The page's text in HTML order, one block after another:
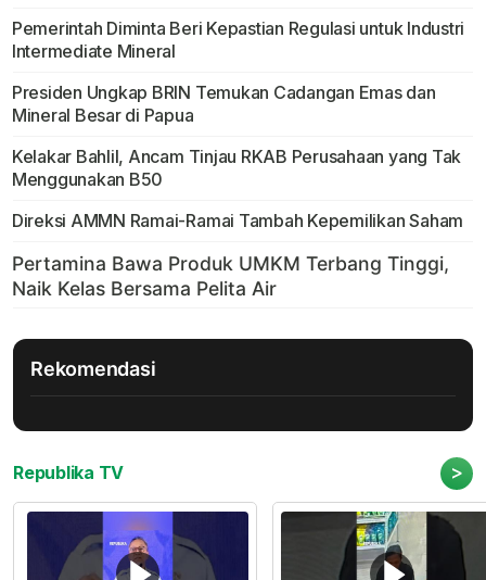
Pemerintah Diminta Beri Kepastian Regulasi untuk Industri
Intermediate Mineral
Presiden Ungkap BRIN Temukan Cadangan Emas dan
Mineral Besar di Papua
Kelakar Bahlil, Ancam Tinjau RKAB Perusahaan yang Tak
Menggunakan B50
Direksi AMMN Ramai-Ramai Tambah Kepemilikan Saham
Rekomendasi
Republika TV >